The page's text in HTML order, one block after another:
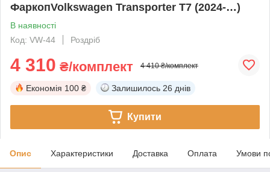
ФаркопVolkswagen Transporter T7 (2024-…)
В наявності
Код: VW-44
Роздріб
4 310 ₴/комплект 4 410 ₴/комплект
Економія 100 ₴ Залишилось 26 днів
Купити
Опис Характеристики Доставка Оплата Умови